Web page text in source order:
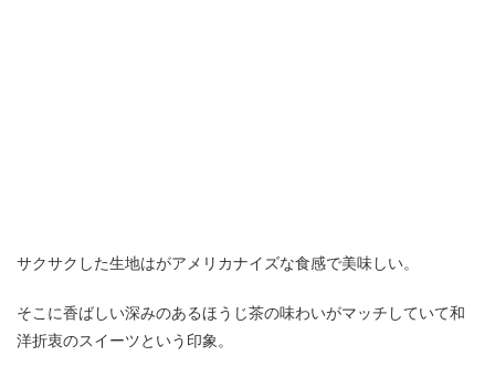
サクサクした生地はがアメリカナイズな食感で美味しい。
そこに香ばしい深みのあるほうじ茶の味わいがマッチしていて和
洋折衷のスイーツという印象。